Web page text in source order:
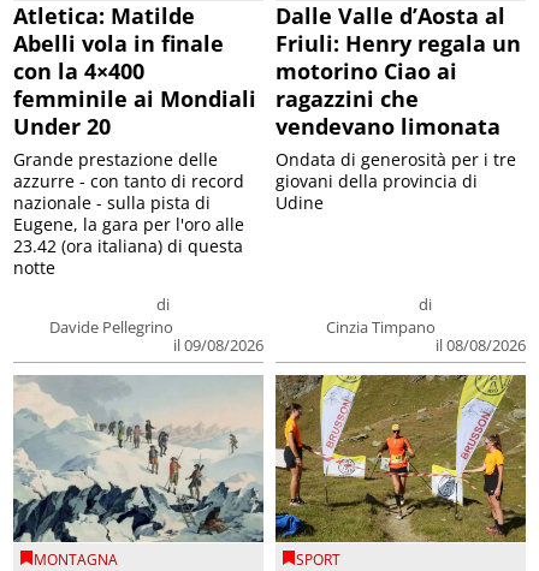
Atletica: Matilde
Abelli vola in finale
con la 4×400
femminile ai Mondiali
Under 20
di
Davide Pellegrino
il 09/08/2026
Grande prestazione delle
azzurre - con tanto di record
nazionale - sulla pista di
Eugene, la gara per l'oro alle
23.42 (ora italiana) di questa
notte
Dalle Valle d’Aosta al
Friuli: Henry regala un
motorino Ciao ai
ragazzini che
vendevano limonata
di
Cinzia Timpano
il 08/08/2026
Ondata di generosità per i tre
giovani della provincia di
Udine
MONTAGNA SPORT